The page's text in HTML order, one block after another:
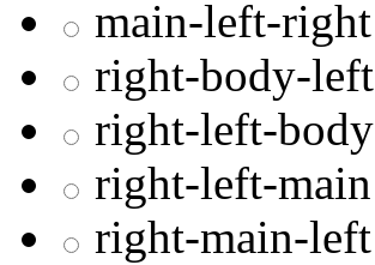
main-left-right
right-body-left
right-left-body
right-left-main
right-main-left